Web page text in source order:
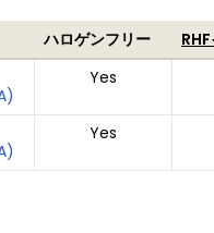
ハロゲンフリー
Yes
Yes